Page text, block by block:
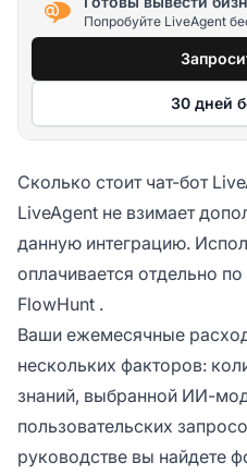
Попробуйте LiveAgent
30 дней
Сколько стоит чат-бот
LiveAgent не взимает
данную интеграцию.
оплачивается отдельно по
FlowHunt .
Ваши ежемесячные
нескольких факторов:
знаний, выбранной ИИ-
пользовательских
руководстве вы найдете